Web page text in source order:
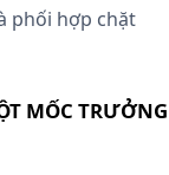
phối hợp chặt
MỐC TRƯỞNG